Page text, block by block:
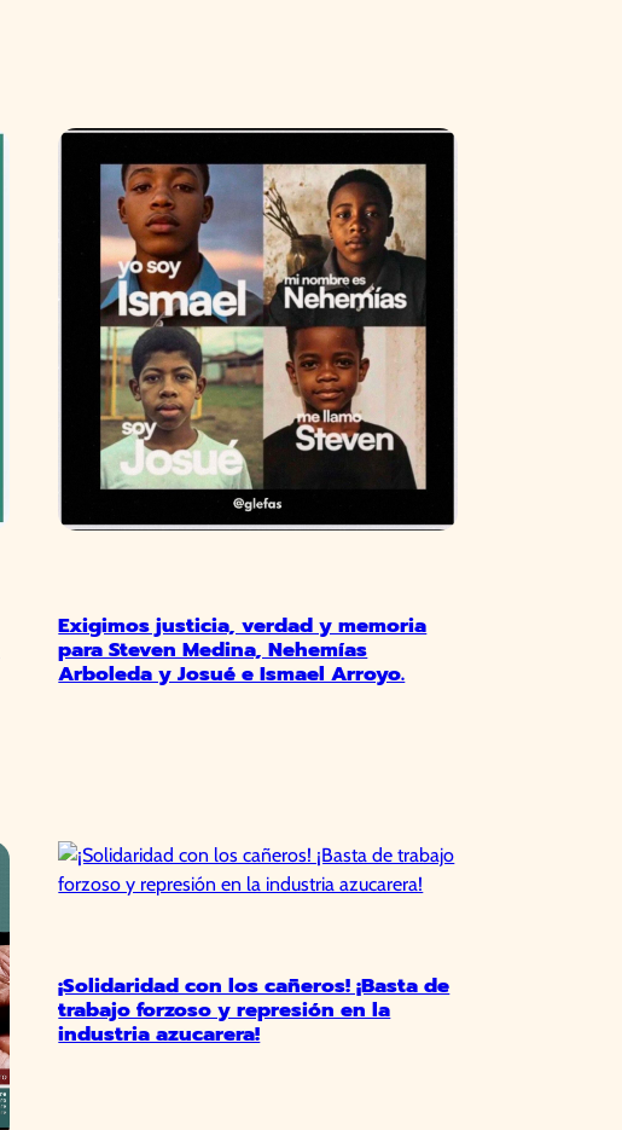
Exigimos justicia, verdad y memoria
para Steven Medina, Nehemías
Arboleda y Josué e Ismael Arroyo.
¡Solidaridad con los cañeros! ¡Basta de
trabajo forzoso y represión en la
industria azucarera!